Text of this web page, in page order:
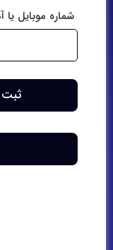
شماره موبایل
ثبت
شماره موبایل
رمز عبور